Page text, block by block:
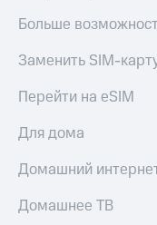
Больше
Заменить SIM-
Перейти на eSIM
Для дома
Домашний
Домашнее ТВ